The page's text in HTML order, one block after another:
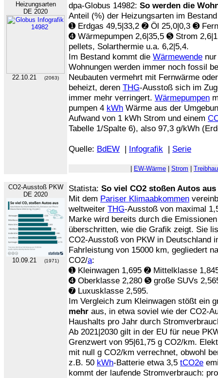
Heizungsarten
DE 2020
22.10.21 (2063)
dpa-Globus 14982: So werden die
Anteil (%) der Heizungsarten im
➊ Erdgas 49,5|33,2 ➋ Öl 25,0|0,3 ➌
➍ Wärmepumpen 2,6|35,5 ➎ Strom
pellets, Solarthermie u.a. 6,2|5,4.
Im Bestand kommt die Wärmewende
Wohnungen werden immer noch fossil
Neubauten vermehrt mit Fernwärme
beheizt, deren THG-Ausstoß sich im
immer mehr verringert. Wärmepumpen
pumpen 4 kWh Wärme aus der
Aufwand von 1 kWh Strom und einem
Tabelle 1/Spalte 6), also 97,3 g/kWh
Quelle: BdEW | Infografik | Serie
EW-Wärme Strom
CO2-Ausstoß PKW
DE 2020
10.09.21 (1971)
Statista: So viel CO2 stoßen Autos aus
Mit dem Pariser Klimaabkommen
weltweiter THG-Ausstoß von maximal
Marke wird bereits durch die
überschritten, wie die Grafik zeigt. Sie
CO2-Ausstoß von PKW in Deutschland
Fahrleistung von 15000 km, gegliedert
CO2/a:
➊ Kleinwagen 1,695 ➋ Mittelklasse
➍ Oberklasse 2,280 ➎ große SUVs
➐ Luxusklasse 2,595.
Im Vergleich zum Kleinwagen stößt ein
mehr aus, in etwa soviel wie der CO2-
Haushalts pro Jahr durch
Ab 2021|2030 gilt in der EU für neue
Grenzwert von 95|61,75 g CO2/km.
mit null g CO2/km verrechnet, obwohl
z.B. 50 kWh-Batterie etwa 3,5 tCO2e
kommt der laufende Stromverbrauch: